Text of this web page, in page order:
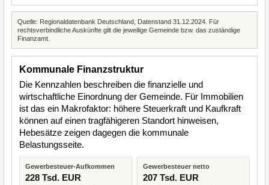
Quelle: Regionaldatenbank Deutschland, Datenstand 31.12.2024. Für
rechtsverbindliche Auskünfte gilt die jeweilige Gemeinde bzw. das zuständige
Finanzamt.
Kommunale Finanzstruktur
Die Kennzahlen beschreiben die finanzielle und
wirtschaftliche Einordnung der Gemeinde. Für Immobilien
ist das ein Makrofaktor: höhere Steuerkraft und Kaufkraft
können auf einen tragfähigeren Standort hinweisen,
Hebesätze zeigen dagegen die kommunale
Belastungsseite.
Gewerbesteuer-Aufkommen
228 Tsd. EUR
Gewerbesteuer netto
207 Tsd. EUR